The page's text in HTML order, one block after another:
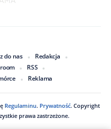
do nas
Redakcja
RSS
Reklama
Regulaminu. Prywatność. Copyright
prawa zastrzeżone.